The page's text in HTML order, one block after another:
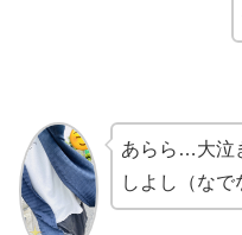
あらら…大泣
しよし（なで